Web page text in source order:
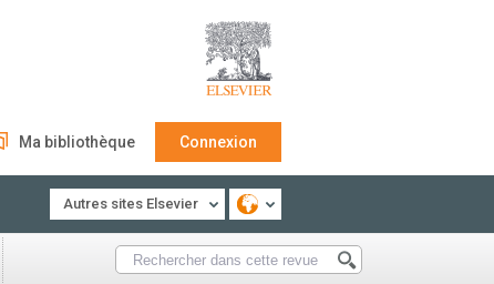
Ma bibliothèque Connexion
Autres sites Elsevier